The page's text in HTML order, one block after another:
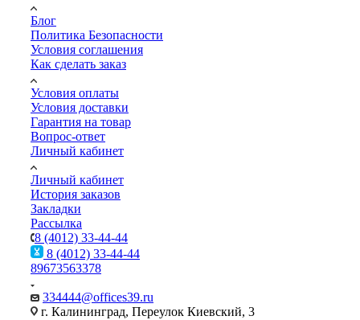
Блог
Политика Безопасности
Условия соглашения
Как сделать заказ
Условия оплаты
Условия доставки
Гарантия на товар
Вопрос-ответ
Личный кабинет
Личный кабинет
История заказов
Закладки
Рассылка
8 (4012) 33-44-44
8 (4012) 33-44-44
89673563378
334444@offices39.ru
г. Калининград, Переулок Киевский, 3